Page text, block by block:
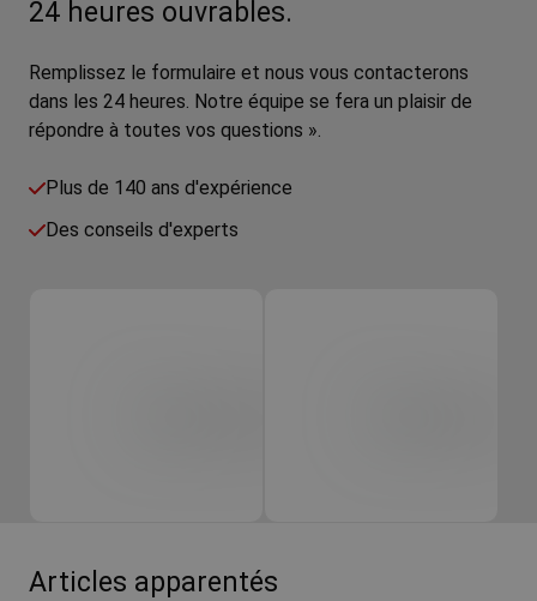
24 heures ouvrables.
Remplissez le formulaire et nous vous contacterons
dans les 24 heures. Notre équipe se fera un plaisir de
répondre à toutes vos questions ».
Plus de 140 ans d'expérience
Des conseils d'experts
Articles apparentés